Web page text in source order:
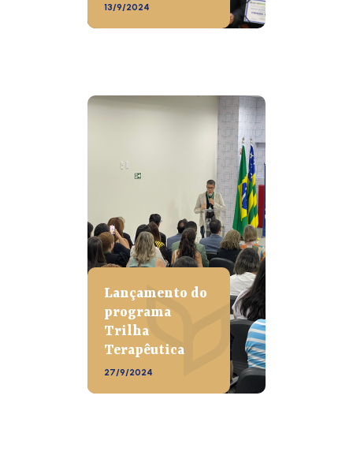
13/9/2024
Lançamento do
programa
Trilha
Terapêutica
27/9/2024